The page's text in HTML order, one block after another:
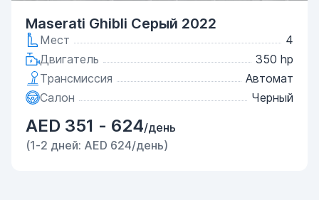
Maserati Ghibli Серый 2022
Мест
4
Двигатель
350 hp
Трансмиссия
Автомат
Салон
Черный
AED 351 - 624/день
(1-2 дней: AED 624/день)